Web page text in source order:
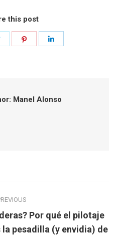
this post
Manel Alonso
Previous
Por qué el pilotaje
pesadilla (y envidia) de